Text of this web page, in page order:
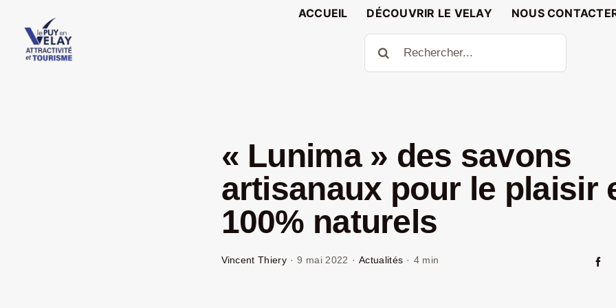
contenu
ACCUEIL DÉCOUVRIR LE VELAY
NOUS
Rechercher:
« Lunima » des savons
artisanaux pour le plaisir
100% naturels
Vincent Thiery · 9 mai 2022 · Actualités · 4 min